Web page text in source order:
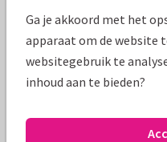
Papiersoort: Kies uit 6
Envelop: Witte
Adres: Achterop
Ga je akkoord met het
apparaat om de website
websitegebruik te
inhoud aan te bieden?